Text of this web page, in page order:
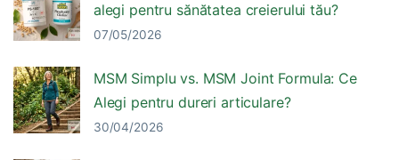
alegi pentru sănătatea creierului tău?
07/05/2026
MSM Simplu vs. MSM Joint Formula: Ce
Alegi pentru dureri articulare?
30/04/2026